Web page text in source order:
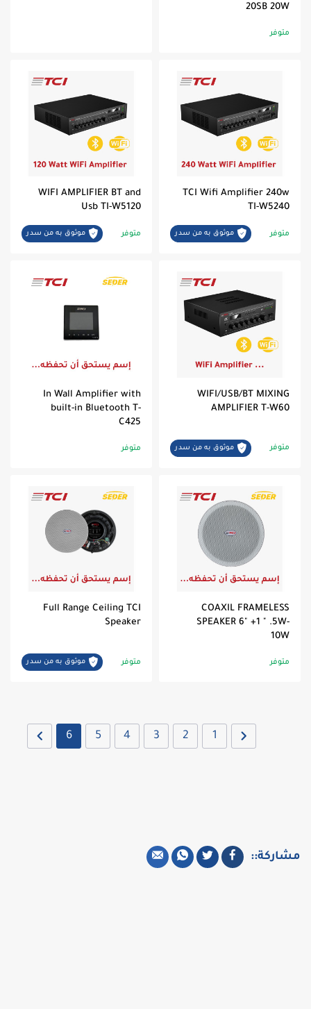
20SB 20W
متوفر
TCI Wifi Amplifier 240w
TI-W5240
متوفر موثوق به من سدر
WIFI AMPLIFIER BT and
Usb TI-W5120
متوفر موثوق به من سدر
WIFI/USB/BT MIXING
AMPLIFIER T-W60
متوفر موثوق به من سدر
In Wall Amplifier with
built-in Bluetooth T-
C425
متوفر
COAXIL FRAMELESS
SPEAKER 6" +1 " .5W-
10W
متوفر
Full Range Ceiling TCI
Speaker
متوفر موثوق به من سدر
1
2
3
4
5
6
مشاركة::